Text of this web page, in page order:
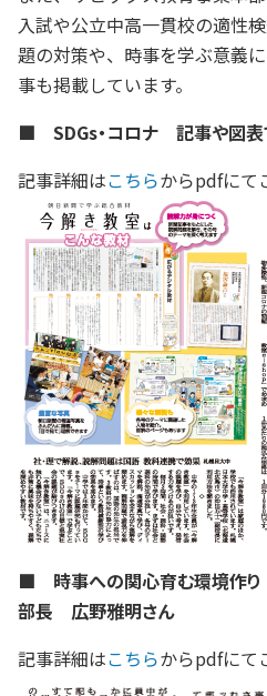
入試や公立中高一貫校の適性
題の対策や、時事を学ぶ意義
事も掲載しています。
■ SDGs・コロナ 記事や図
記事詳細はこちらからpdfにて
■ 時事への関心育む環境作
部長 広野雅明さん
記事詳細はこちらからpdfにて